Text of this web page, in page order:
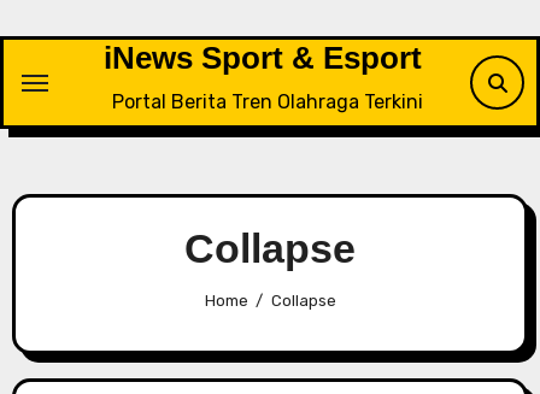
content
iNews Sport & Esport
Portal Berita Tren Olahraga Terkini
Collapse
Home Collapse